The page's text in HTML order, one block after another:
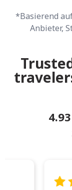
*Basierend
Anbieter,